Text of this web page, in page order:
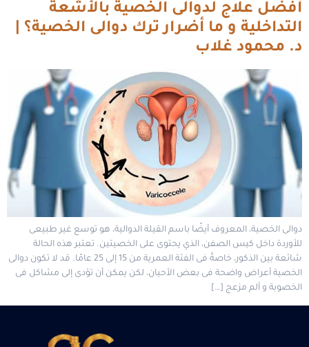
أفضل علاج لدوالى الخصية بالأشعة
التداخلية و ما أضرار ترك دوالى الخصية؟ |
د. محمود غلاب
دوالى الخصية، المعروف أيضًا باسم القيلة الدوالية، هو توسع غير طبيعى
للأوردة داخل كيس الصفن، الذي يحتوى على الخصيتين. تعتبر هذه الحالة
شائعة بين الذكور، خاصةً فى الفئة العمرية من 15 إلى 25 عامًا. قد لا تكون دوالى
الخصية أعراض واضحة فى بعض الأحيان، لكن يمكن أن تؤدى إلى مشاكل فى
الخصوبة و ألم مزعج […]